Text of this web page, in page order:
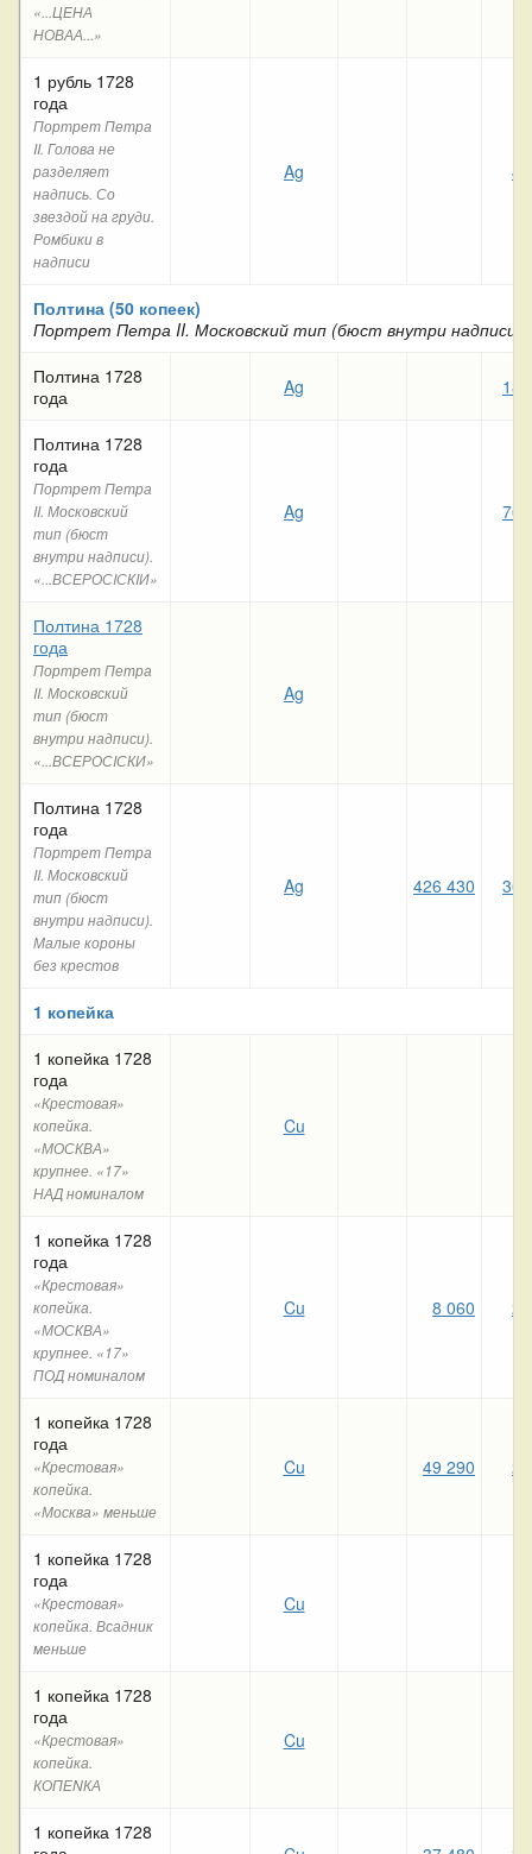
«...ЦЕНА
НОВАА...»
1 рубль 1728
года
Портрет Петра
II. Голова не
разделяет
надпись. Со
звездой на груди.
Ромбики в
надписи
Ag
Полтина (50 копеек)
Портрет Петра II. Московский тип (бюст внутри надписи)
Полтина 1728
года
Ag
Полтина 1728
года
Портрет Петра
II. Московский
тип (бюст
внутри надписи).
«...ВСЕРОСIСКIИ»
Ag
Полтина 1728
года
Портрет Петра
II. Московский
тип (бюст
внутри надписи).
«...ВСЕРОСIСКИ»
Ag
Полтина 1728
года
Портрет Петра
II. Московский
тип (бюст
внутри надписи).
Малые короны
без крестов
Ag 426 430
1 копейка
1 копейка 1728
года
«Крестовая»
копейка.
«МОСКВА»
крупнее. «17»
НАД номиналом
Cu
1 копейка 1728
года
«Крестовая»
копейка.
«МОСКВА»
крупнее. «17»
ПОД номиналом
Cu 8 060
1 копейка 1728
года
«Крестовая»
копейка.
«Москва» меньше
Cu 49 290
1 копейка 1728
года
«Крестовая»
копейка. Всадник
меньше
Cu
1 копейка 1728
года
«Крестовая»
копейка.
КОПЕNКА
Cu
1 копейка 1728